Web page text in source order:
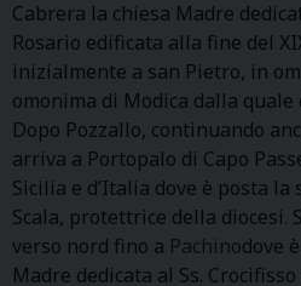
Cabrera la chiesa Madre
Rosario edificata alla fine del
inizialmente a san Pietro, in
omonima di Modica dalla quale
Dopo Pozzallo, continuando
arriva a Portopalo di Capo
Sicilia e d’Italia dove è posta
Scala, protettrice della diocesi.
verso nord fino a Pachinodove
Madre dedicata al Ss.